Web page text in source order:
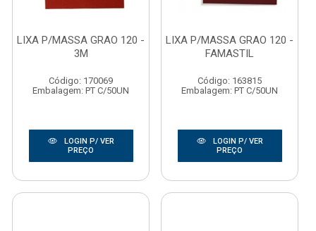
LIXA P/MASSA GRAO 120 -
3M
Código: 170069
Embalagem: PT C/50UN
LOGIN P/ VER
PREÇO
LIXA P/MASSA GRAO 120 -
FAMASTIL
Código: 163815
Embalagem: PT C/50UN
LOGIN P/ VER
PREÇO